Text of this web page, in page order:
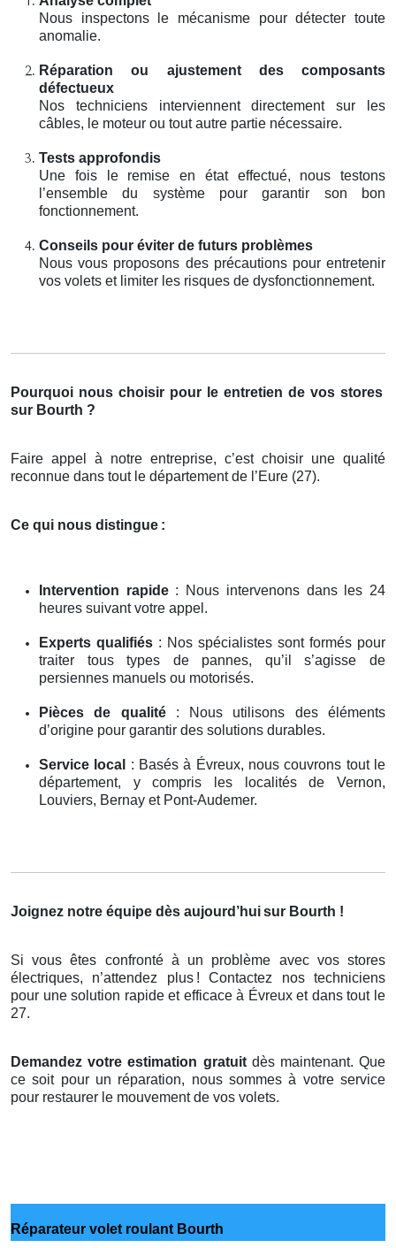
Nous inspectons le mécanisme pour détecter toute
anomalie.
Réparation ou ajustement des composants
défectueux
Nos techniciens interviennent directement sur les
câbles, le moteur ou tout autre partie nécessaire.
Tests approfondis
Une fois le remise en état effectué, nous testons
l’ensemble du système pour garantir son bon
fonctionnement.
Conseils pour éviter de futurs problèmes
Nous vous proposons des précautions pour entretenir
vos volets et limiter les risques de dysfonctionnement.
Pourquoi nous choisir pour le entretien de vos stores
sur Bourth ?
Faire appel à notre entreprise, c’est choisir une qualité
reconnue dans tout le département de l’Eure (27).
Ce qui nous distingue :
Intervention rapide: Nous intervenons dans les 24
heures suivant votre appel.
Experts qualifiés : Nos spécialistes sont formés pour
traiter tous types de pannes, qu’il s’agisse de
persiennes manuels ou motorisés.
Pièces de qualité: Nous utilisons des éléments
d’origine pour garantir des solutions durables.
Service local
: Basés à Évreux, nous couvrons tout le
département, y compris les localités de Vernon,
Louviers, Bernay et Pont-Audemer.
Joignez notre équipe dès aujourd’huisur Bourth !
Si vous êtes confronté à un problème avec vos stores
électriques, n’attendez plus ! Contactez nos techniciens
pour une solution rapide et efficaceà Évreux et dans tout le
27.
Demandez votre estimation gratuitdès maintenant. Que
ce soit pour un réparation, nous sommes à votre service
pour restaurer le mouvement de vos volets.
Réparateur volet roulant Bourth